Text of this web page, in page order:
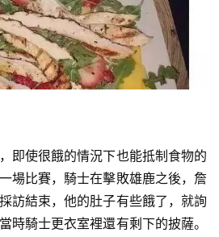
即使很餓的情況下也能抵制食物的
場比賽，騎士在擊敗雄鹿之後，詹
訪結束，他的肚子有些餓了，就詢
時騎士更衣室裡還有剩下的披薩。